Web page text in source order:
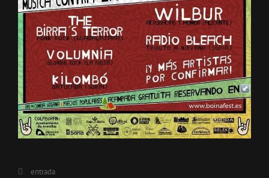
Categorías
entrada